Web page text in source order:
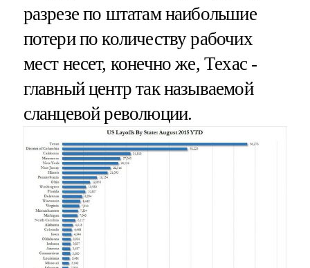
разрезе по штатам наибольшие
потери по количеству рабочих
мест несет, конечно же, Техас -
главный центр так называемой
сланцевой революции.